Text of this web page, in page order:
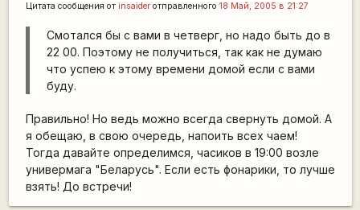
Цитата сообщения от insaiderотправленного 18 Май, 2005 в 21:27
Смотался бы с вами в четверг, но надо быть до в
22 00. Поэтому не получиться, так как не думаю
что успею к этому времени домой если с вами
буду.
Правильно! Но ведь можно всегда свернуть домой. А
я обещаю, в свою очередь, напоить всех чаем!
Тогда давайте определимся, часиков в 19:00 возле
универмага "Беларусь". Если есть фонарики, то лучше
взять! До встречи!